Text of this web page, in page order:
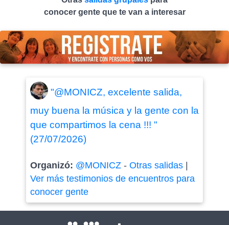
conocer gente que te van a interesar
"@MONICZ, excelente salida,
muy buena la música y la gente con la
que compartimos la cena !!! "
(27/07/2026)
Organizó: @MONICZ- Otras salidas|
Ver más testimonios de encuentros para
conocer gente